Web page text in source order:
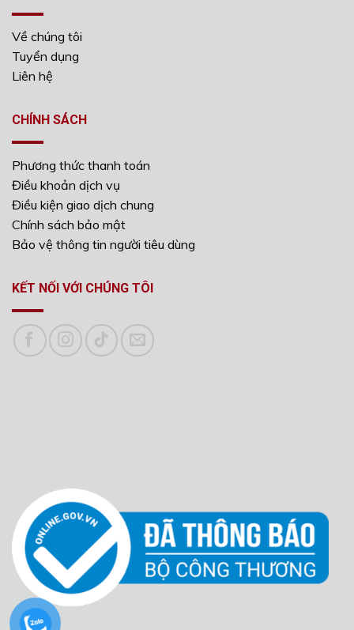
Về chúng tôi
Tuyển dụng
Liên hệ
CHÍNH SÁCH
Phương thức thanh toán
Điều khoản dịch vụ
Điều kiện giao dịch chung
Chính sách bảo mật
Bảo vệ thông tin người tiêu dùng
KẾT NỐI VỚI CHÚNG TÔI